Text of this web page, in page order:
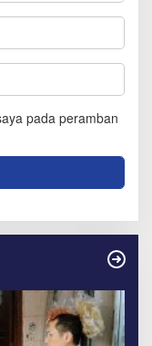
pada peramban